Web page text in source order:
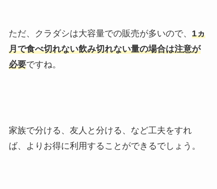
ただ、クラダシは大容量での販売が多いので、 1ヵ
月で食べ切れない飲み切れない量の場合は注意が
必要ですね。
家族で分ける、友人と分ける、など工夫をすれ
ば、よりお得に利用することができるでしょう。